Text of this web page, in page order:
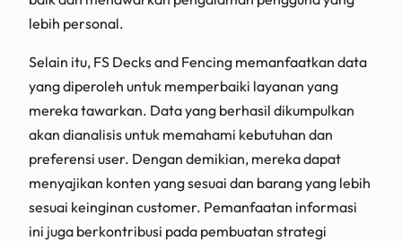
lebih personal.
Selain itu, FS Decks and Fencing memanfaatkan data
yang diperoleh untuk memperbaiki layanan yang
mereka tawarkan. Data yang berhasil dikumpulkan
akan dianalisis untuk memahami kebutuhan dan
preferensi user. Dengan demikian, mereka dapat
menyajikan konten yang sesuai dan barang yang lebih
sesuai keinginan customer. Pemanfaatan informasi
ini juga berkontribusi pada pembuatan strategi